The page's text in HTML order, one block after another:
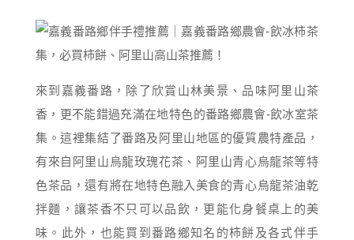
來到嘉義番路，除了欣賞山林美景、品味阿里山茶
香，更不能錯過充滿在地特色的番路鄉農會-飲冰室茶
集。這裡集結了番路及阿里山地區的優質農特產品，
有來自阿里山烏龍玫瑰花茶、阿里山青心烏龍茶等特
色茶品，還有將在地特色融入美食的青心烏龍茶油乾
拌麵，讓茶香不只可以品飲，更能化身餐桌上的美
味。此外，也能買到番路鄉知名的柿餅及各式伴手